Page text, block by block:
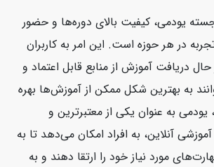
یودمی، کیفیت بالای دوره‌ها و حضور
در هر حوزه است. این امر به کاربران
دریافت آموزش از منابع قابل اعتماد و
به بهترین شکل ممکن از آموزش‌ها بهره
به عنوان یکی از معتبرترین و
آنلاین، به افراد امکان می‌دهد تا به
مورد نیاز خود را ارتقا دهند و به